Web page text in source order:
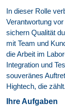
In dieser Rolle
Verantwortung
sichern Qualität
mit Team und
die Arbeit im
Integration und
souveränes
Hightech, die zählt.
Ihre Aufgaben